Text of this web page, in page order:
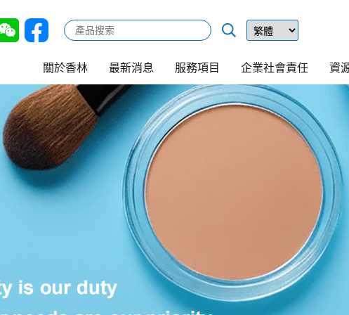
關於香林 最新消息 服務項目 企業社會責任 資